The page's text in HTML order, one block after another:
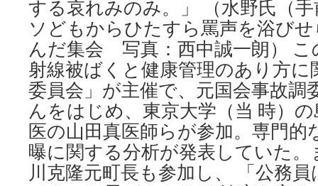
する哀れみのみ。」 （水野氏（
ソどもからひたすら罵声を浴び
んだ集会 写真：西中誠一朗） こ
射線被ばくと健康管理のあり方に
委員会」が主催で、元国会事故調
んをはじめ、東京大学（当 時）
医の山田真医師らが参加。専門的
曝に関する分析が発表していた
川克隆元町長も参加し、 「公務